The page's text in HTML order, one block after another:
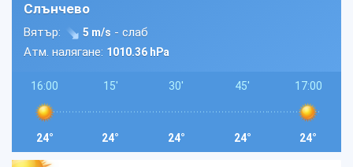
Слънчево
Вятър: 5 m/s - слаб
Атм. налягане: 1010.36 hPa
16:00
24°
15'
24°
30'
24°
45'
24°
17:00
24°